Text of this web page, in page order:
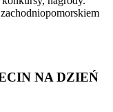
NA DZIEŃ